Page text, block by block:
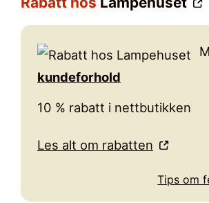
kundeforhold
10 % rabatt i nettbutikken
Les alt om rabatten
Tips om